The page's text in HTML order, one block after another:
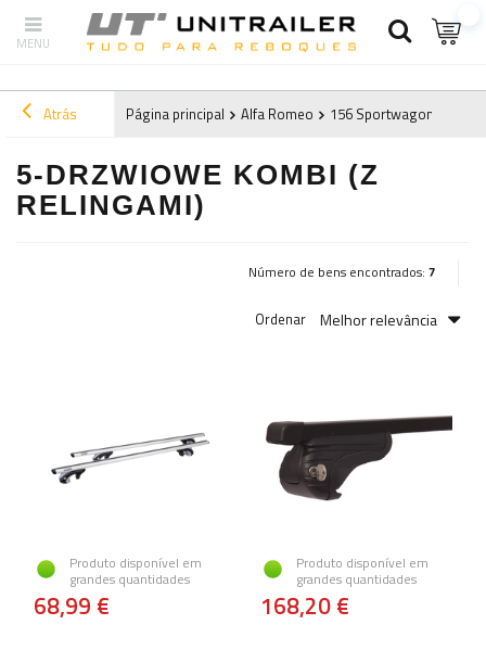
Atrás Página principal Alfa Romeo 156 Sportwagon (2000-
5-DRZWIOWE KOMBI (Z
RELINGAMI)
Número de bens encontrados: 7
Ordenar Melhor relevância
Produto disponível em
grandes quantidades
68,99 €
Produto disponível em
grandes quantidades
168,20 €